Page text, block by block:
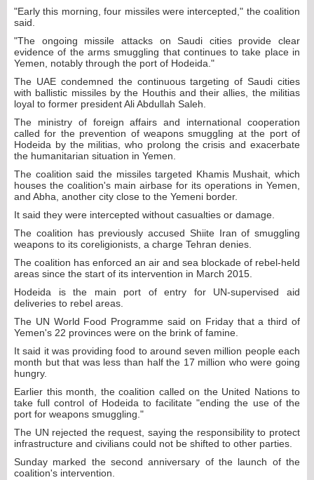
"Early this morning, four missiles were intercepted," the coalition
said.
"The ongoing missile attacks on Saudi cities provide clear
evidence of the arms smuggling that continues to take place in
Yemen, notably through the port of Hodeida."
The UAE condemned the continuous targeting of Saudi cities
with ballistic missiles by the Houthis and their allies, the militias
loyal to former president Ali Abdullah Saleh.
The ministry of foreign affairs and international cooperation
called for the prevention of weapons smuggling at the port of
Hodeida by the militias, who prolong the crisis and exacerbate
the humanitarian situation in Yemen.
The coalition said the missiles targeted Khamis Mushait, which
houses the coalition's main airbase for its operations in Yemen,
and Abha, another city close to the Yemeni border.
It said they were intercepted without casualties or damage.
The coalition has previously accused Shiite Iran of smuggling
weapons to its coreligionists, a charge Tehran denies.
The coalition has enforced an air and sea blockade of rebel-held
areas since the start of its intervention in March 2015.
Hodeida is the main port of entry for UN-supervised aid
deliveries to rebel areas.
The UN World Food Programme said on Friday that a third of
Yemen's 22 provinces were on the brink of famine.
It said it was providing food to around seven million people each
month but that was less than half the 17 million who were going
hungry.
Earlier this month, the coalition called on the United Nations to
take full control of Hodeida to facilitate "ending the use of the
port for weapons smuggling."
The UN rejected the request, saying the responsibility to protect
infrastructure and civilians could not be shifted to other parties.
Sunday marked the second anniversary of the launch of the
coalition's intervention.